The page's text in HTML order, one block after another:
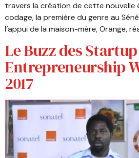
travers la création de cette nouvelle
codage, la première du genre au
l’appui de la maison-mère, Orange,
Le Buzz des
Entrepreneurship
2017